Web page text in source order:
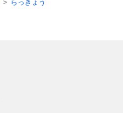
らっきょう